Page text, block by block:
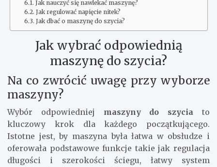
Jak nauczyć się nawlekać maszynę?
Jak regulować napięcie nitek?
Jak dbać o maszynę do szycia?
Jak wybrać odpowiednią
maszynę do szycia?
Na co zwrócić uwagę przy wyborze
maszyny?
Wybór odpowiedniej maszyny do szycia to
kluczowy krok dla każdego początkującego.
Istotne jest, by maszyna była łatwa w obsłudze i
oferowała podstawowe funkcje takie jak regulacja
długości i szerokości ściegu, łatwy system